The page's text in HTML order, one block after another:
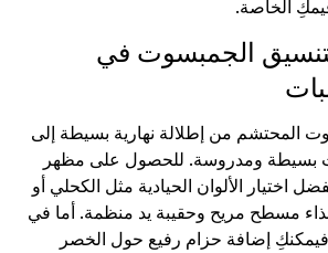
الخاصة.
الجمبسوت في
المحتشم من إطلالة نهارية بسيطة إلى
ومدروسة. للحصول على مظهر
اختيار الألوان الحيادية مثل الكحلي أو
مسطح مريح وحقيبة يد منظمة. أما في
فيمكنكِ إضافة حزام رفيع حول الخصر